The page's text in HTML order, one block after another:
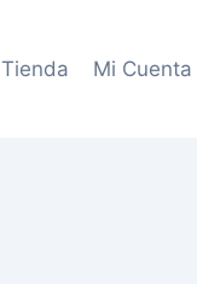
Tienda Mi Cuenta